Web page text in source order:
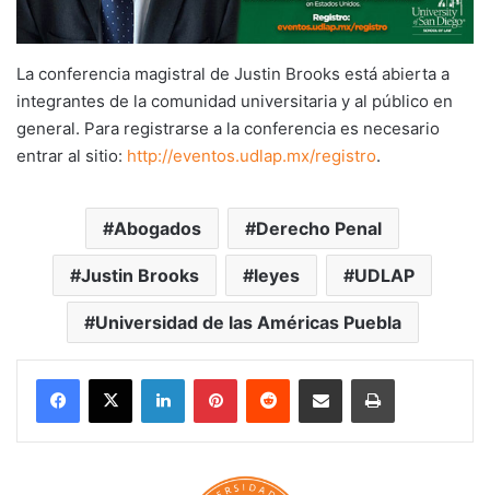
La conferencia magistral de Justin Brooks está abierta a
integrantes de la comunidad universitaria y al público en
general. Para registrarse a la conferencia es necesario
entrar al sitio: http://eventos.udlap.mx/registro.
Abogados Derecho Penal
Justin Brooks leyes UDLAP
Universidad de las Américas Puebla
LinkedInPinterestReddit Share via Email Print